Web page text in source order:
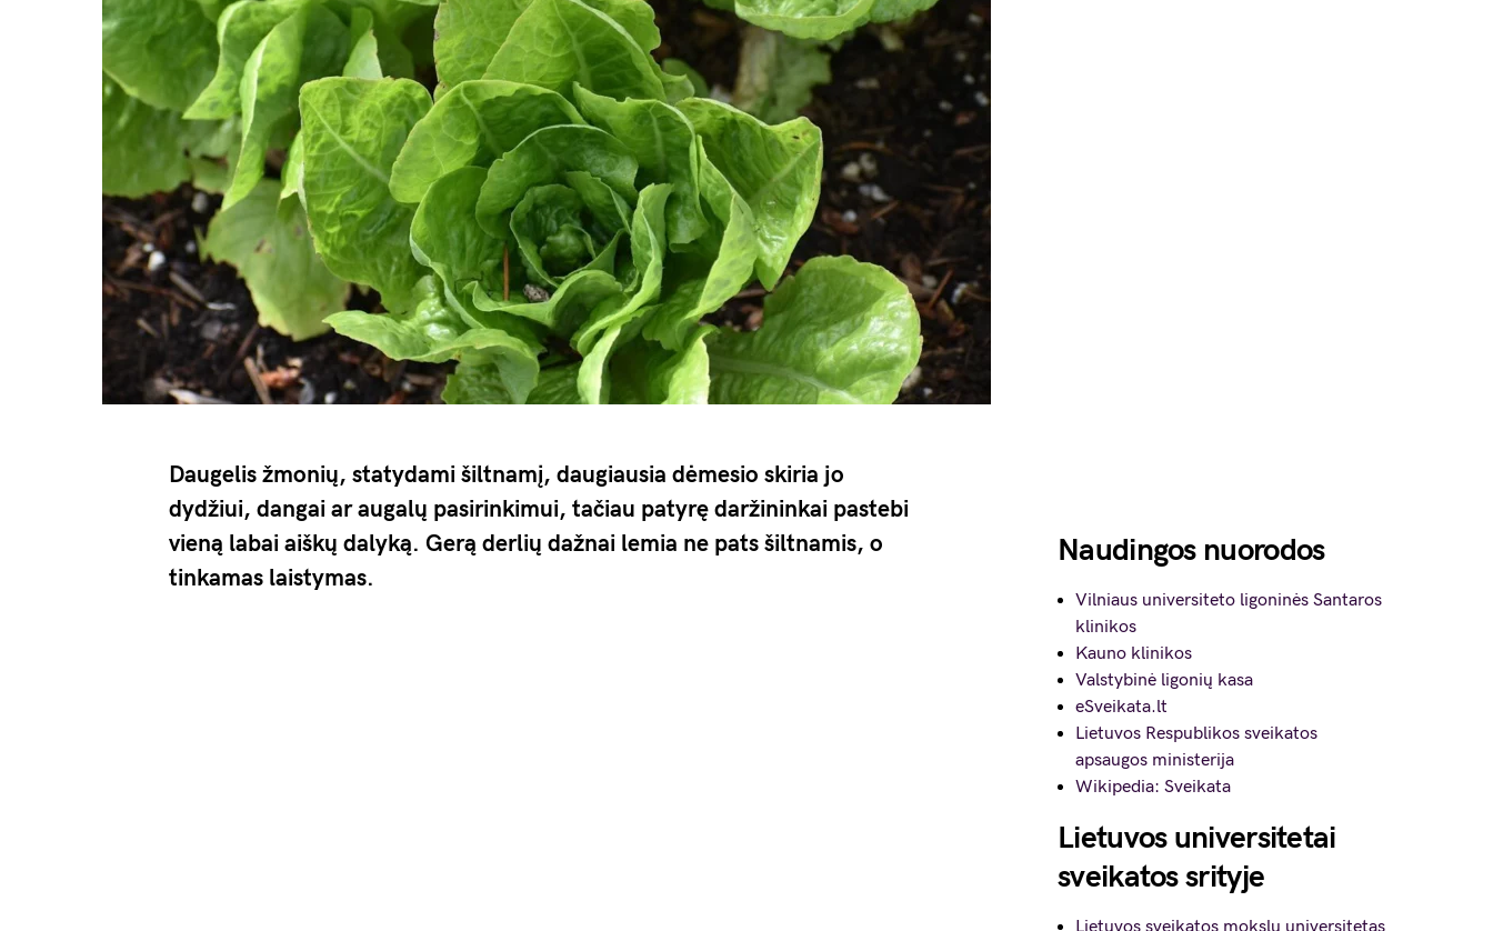
Daugelis žmonių, statydami šiltnamį, daugiausia dėmesio skiria jo
dydžiui, dangai ar augalų pasirinkimui, tačiau patyrę daržininkai pastebi
vieną labai aiškų dalyką. Gerą derlių dažnai lemia ne pats šiltnamis, o
tinkamas laistymas.
Naudingos nuorodos
Vilniaus universiteto ligoninės Santaros
klinikos
Kauno klinikos
Valstybinė ligonių kasa
eSveikata.lt
Lietuvos Respublikos sveikatos
apsaugos ministerija
Wikipedia: Sveikata
Lietuvos universitetai
sveikatos srityje